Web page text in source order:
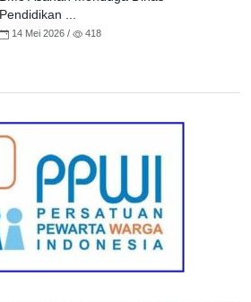
Pendidikan ...
14 Mei 2026 / 418